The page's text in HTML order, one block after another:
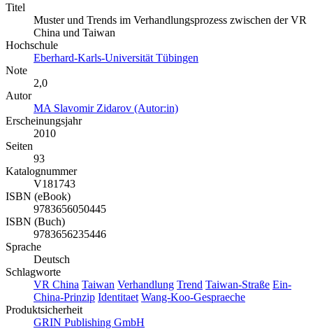
Titel
Muster und Trends im Verhandlungsprozess zwischen der VR
China und Taiwan
Hochschule
Eberhard-Karls-Universität Tübingen
Note
2,0
Autor
MA Slavomir Zidarov (Autor:in)
Erscheinungsjahr
2010
Seiten
93
Katalognummer
V181743
ISBN (eBook)
9783656050445
ISBN (Buch)
9783656235446
Sprache
Deutsch
Schlagworte
VR China Taiwan Verhandlung Trend Taiwan-Straße Ein-
China-Prinzip Identitaet Wang-Koo-Gespraeche
Produktsicherheit
GRIN Publishing GmbH